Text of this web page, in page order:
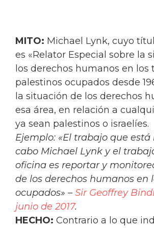
MITO: Michael Lynk, cuyo
es «Relator Especial sobre la
los derechos humanos en los
palestinos ocupados desde
la situación de los derechos
esa área, en relación a
ya sean palestinos o israelíes.
Ejemplo: «El trabajo que
cabo Michael Lynk y el
oficina es reportar y
de los derechos humanos en
ocupados» – Sir Geoffrey
junio de 2017.
HECHO: Contrario a lo que